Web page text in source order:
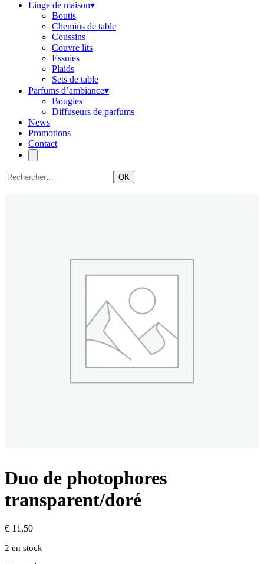
Linge de maison▾
Boutis
Chemins de table
Coussins
Couvre lits
Essuies
Plaids
Sets de table
Parfums d’ambiance▾
Bougies
Diffuseurs de parfums
News
Promotions
Contact
OK
Duo de photophores
transparent/doré
€ 11,50
2 en stock